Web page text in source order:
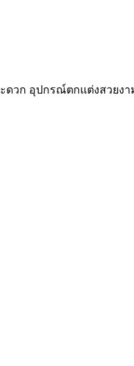
วก อุปกรณ์ตกแต่งสวยง